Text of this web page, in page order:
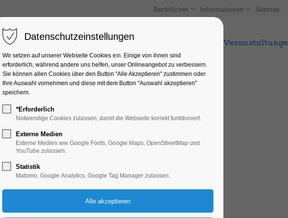
Rechtliches Informationen Sitemap
Unterkünfte Entdecken & Erleben
Daumesdick
Kinder, Jugend
01.07.2024, 09:00–10:00
Datenschutzeinstellungen
Wir setzen auf unserer Webseite Cookies ein. Einige von ihnen sind
erforderlich, während andere uns helfen, unser Onlineangebot zu verbessern.
Sie können allen Cookies über den Button "Alle Akzeptieren" zustimmen oder
Ihre Auswahl vornehmen und diese mit dem Button "Auswahl akzeptieren"
speichern.
*Erforderlich
Notwendige Cookies zulassen, damit die Webseite korrekt funktioniert.
Externe Medien
Externe Medien wie Google Fonts, Google Maps, OpenStreetMap und
YouTube zulassen.
Statistik
Matomo, Google Analytics, Google Tag Manager zulassen.